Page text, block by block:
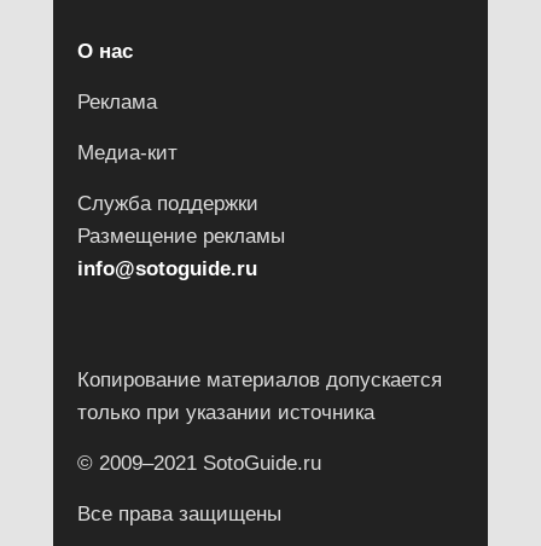
О нас
Реклама
Медиа-кит
Служба поддержки
Размещение рекламы
info@sotoguide.ru
Копирование материалов допускается
только при указании источника
© 2009–2021 SotoGuide.ru
Все права защищены